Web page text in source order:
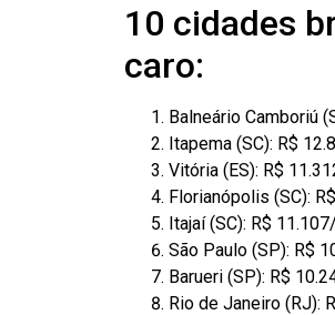
10 cidades
caro:
Balneário Camboriú
Itapema (SC): R$
Vitória (ES): R$
Florianópolis (SC):
Itajaí (SC): R$
São Paulo (SP): R$
Barueri (SP): R$
Rio de Janeiro (RJ):